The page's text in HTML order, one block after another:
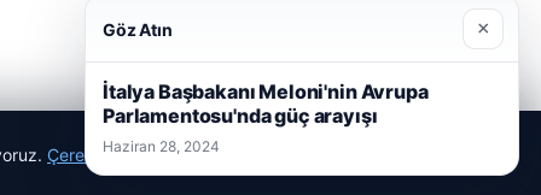
Çerez Politikamız
Göz Atın ×
İtalya Başbakanı Meloni'nin Avrupa
Parlamentosu'nda güç arayışı
Haziran 28, 2024